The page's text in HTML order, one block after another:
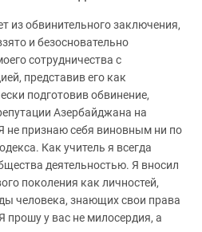
из обвинительного заключения,
и безосновательно
сотрудничества с
представив его как
подготовив обвинение,
Азербайджана на
не признаю себя виновным ни по
Как учитель я всегда
деятельностью. Я вносил
поколения как личностей,
человека, знающих свои права
прошу у вас не милосердия, а